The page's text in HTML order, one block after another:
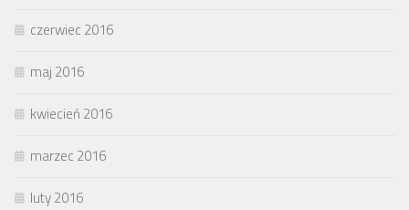
czerwiec 2016
maj 2016
kwiecień 2016
marzec 2016
luty 2016